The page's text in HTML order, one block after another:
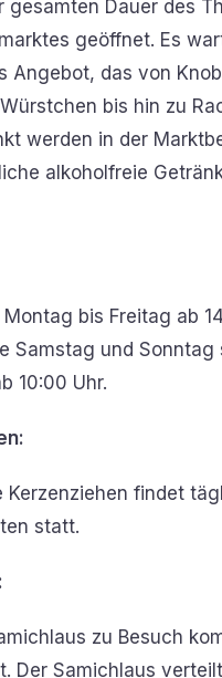
gesamten Dauer des
geöffnet. Es
Angebot, das von
bis hin zu
werden in der
alkoholfreie
bis Freitag ab
Samstag und Sonntag
10:00 Uhr.
Kerzenziehen findet
statt.
zu Besuch
Der Samichlaus